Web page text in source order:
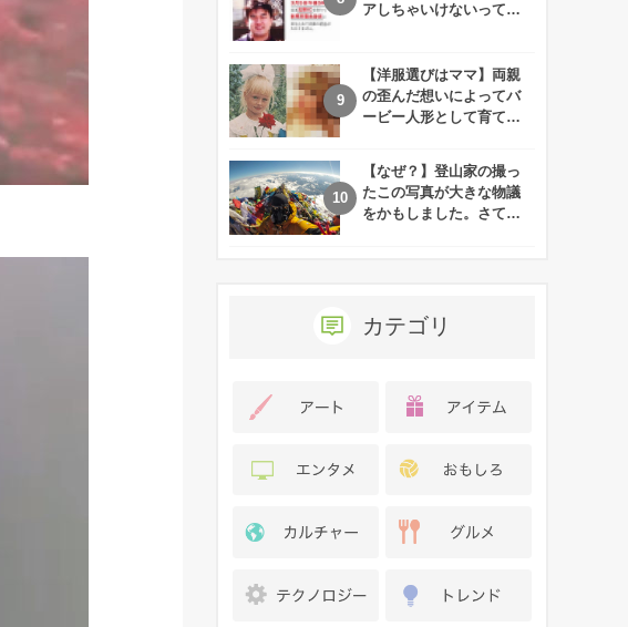
アしちゃいけないって知
【洋服選びはママ】両親
の歪んだ想いによってバ
ービー人形として育てら
【なぜ？】登山家の撮っ
たこの写真が大きな物議
をかもしました。さて、
カテゴリ